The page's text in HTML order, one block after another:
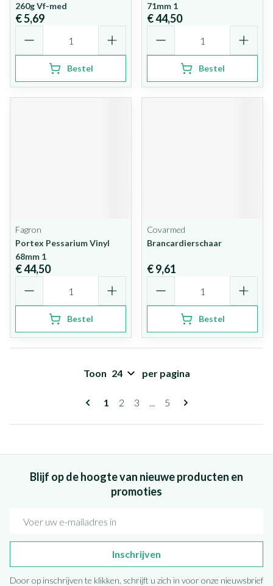
260g Vf-med
€ 5,69
Bestel
71mm 1
€ 44,50
Bestel
Fagron
Portex Pessarium Vinyl
68mm 1
€ 44,50
Bestel
Covarmed
Brancardierschaar
€ 9,61
Bestel
Pagina's
U lees momenteel pagina
1 Pagina
2 Pagina
3 ... Pagina
5
Toon per pagina
Blijf op de hoogte van nieuwe producten en
promoties
Inschrijven
Door op inschrijven te klikken, schrijft u zich in voor onze nieuwsbrief